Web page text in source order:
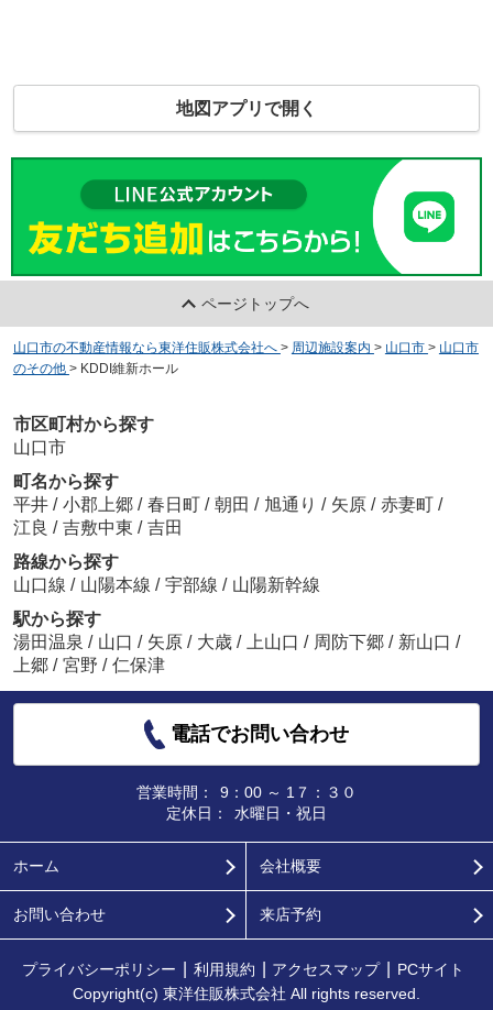
地図アプリで開く
ページトップへ
山口市の不動産情報なら東洋住販株式会社へ > 周辺施設案内 > 山口市 > 山口市
のその他 > KDDI維新ホール
市区町村から探す
山口市
町名から探す
平井 / 小郡上郷 / 春日町 / 朝田 / 旭通り / 矢原 / 赤妻町 /
江良 / 吉敷中東 / 吉田
路線から探す
山口線 / 山陽本線 / 宇部線 / 山陽新幹線
駅から探す
湯田温泉 / 山口 / 矢原 / 大歳 / 上山口 / 周防下郷 / 新山口 /
上郷 / 宮野 / 仁保津
電話でお問い合わせ
営業時間：
9：00 ～ 1７：３０
定休日：
水曜日・祝日
ホーム 会社概要
お問い合わせ 来店予約
プライバシーポリシー 利用規約 アクセスマップ
PCサイト
Copyright(c) 東洋住販株式会社 All rights reserved.